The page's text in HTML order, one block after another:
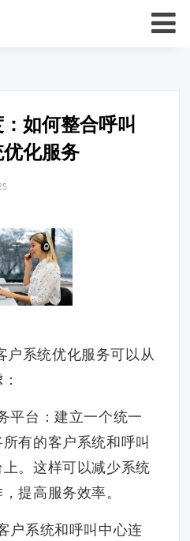
如何整合呼叫
化服务
户系统优化服务可以从
平台：建立一个统一
有的客户系统和呼叫
。这样可以减少系统
提高服务效率。
户系统和呼叫中心连